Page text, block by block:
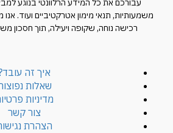
עבורכם את כל המידע הרלוונטי בנוגע
משמעותיות, תנאי מימון אטרקטיביים ועוד. אנו
רכישה נוחה, שקופה ויעילה, תוך חסכון
איך זה
שאלות
מדיניות
צור קשר
הצהרת